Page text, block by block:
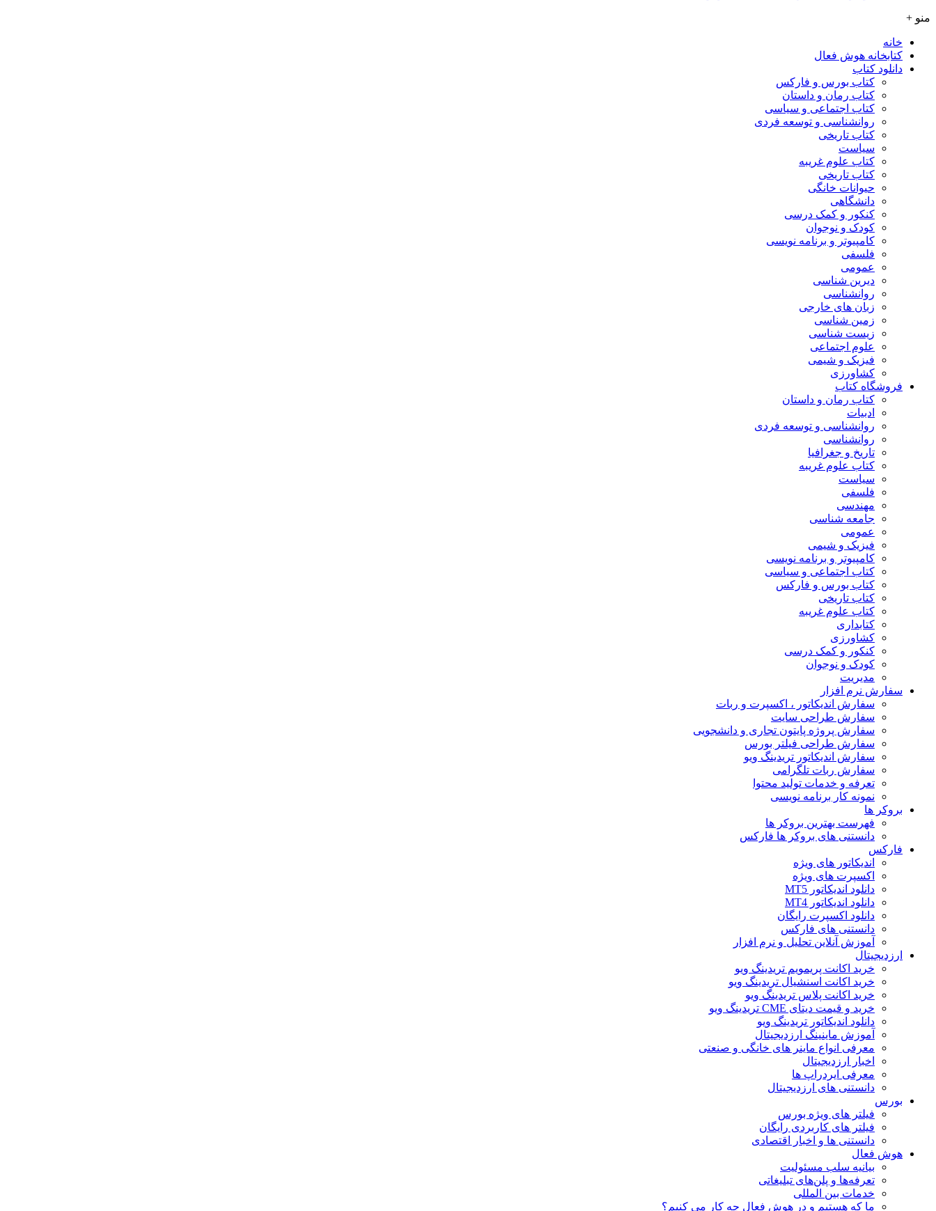
منو +
خانه
کتابخانه هوش فعال
دانلود کتاب
کتاب بورس و فارکس
کتاب رمان و داستان
کتاب اجتماعی و سیاسی
روانشناسی و توسعه فردی
کتاب تاریخی
سیاست
کتاب علوم غریبه
کتاب تاریخی
حیوانات خانگی
دانشگاهی
کنکور و کمک‌ درسی
کودک و نوجوان
کامپیوتر و برنامه نویسی
فلسفی
عمومی
دیرین شناسی
روانشناسی
زبان های خارجی
زمین شناسی
زیست شناسی
علوم اجتماعی
فیزیک و شیمی
کشاورزی
فروشگاه کتاب
کتاب رمان و داستان
ادبیات
روانشناسی و توسعه فردی
روانشناسی
تاریخ و جغرافیا
کتاب علوم غریبه
سیاست
فلسفی
مهندسی
جامعه شناسی
عمومی
فیزیک و شیمی
کامپیوتر و برنامه نویسی
کتاب اجتماعی و سیاسی
کتاب بورس و فارکس
کتاب تاریخی
کتاب علوم غریبه
کتابداری
کشاورزی
کنکور و کمک‌ درسی
کودک و نوجوان
مدیریت
سفارش نرم افزار
سفارش اندیکاتور ، اکسپرت و ربات
سفارش طراحی سایت
سفارش پروژه پایتون تجاری و دانشجویی
سفارش طراحی فیلتر بورس
سفارش اندیکاتور تریدینگ ویو
سفارش ربات تلگرامی
تعرفه و خدمات تولید محتوا
نمونه کار برنامه نویسی
بروکر ها
فهرست بهترین بروکر ها
دانستنی های بروکر ها فارکس
فارکس
اندیکاتور های ویژه
اکسپرت های ویژه
دانلود اندیکاتور MT5
دانلود اندیکاتور MT4
دانلود اکسپرت رایگان
دانستنی های فارکس
آموزش آنلاین تحلیل و نرم افزار
ارزدیجیتال
خرید اکانت پریمویم تریدینگ ویو
خرید اکانت اسنشیال تریدینگ ویو
خرید اکانت پلاس تریدینگ ویو
خرید و قیمت دیتای CME تریدینگ ویو
دانلود اندیکاتور تریدینگ ویو
آموزش ماینینگ ارزدیجیتال
معرفی انواع ماینر های خانگی و صنعتی
اخبار ارزدیجیتال
معرفی ایردراپ ها
دانستنی های ارزدیجیتال
بورس
فیلتر های ویژه بورس
فیلتر های کاربردی رایگان
دانستنی ها و اخبار اقتصادی
هوش فعال
بیانیه سلب مسئولیت
تعرفه‌ها و پلن‌های تبلیغاتی
خدمات بین المللی
ما که هستیم و در هوش فعال چه کار می کنیم؟